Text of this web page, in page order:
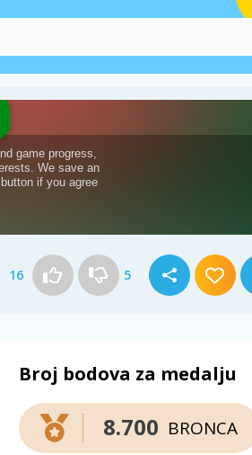
16 5
Broj bodova za medalju
BRONCA
8.700